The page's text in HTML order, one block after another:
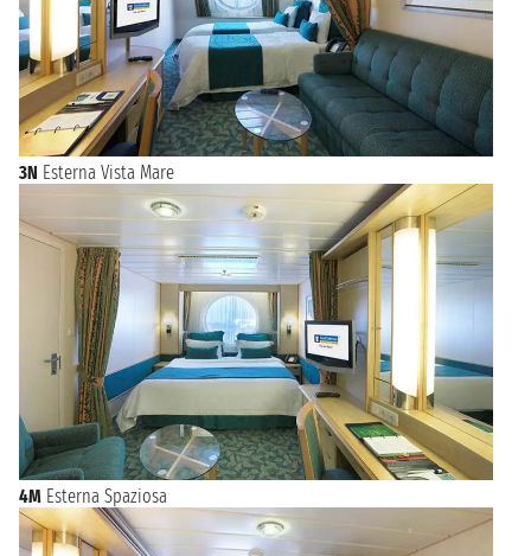
3N Esterna Vista Mare
4M Esterna Spaziosa